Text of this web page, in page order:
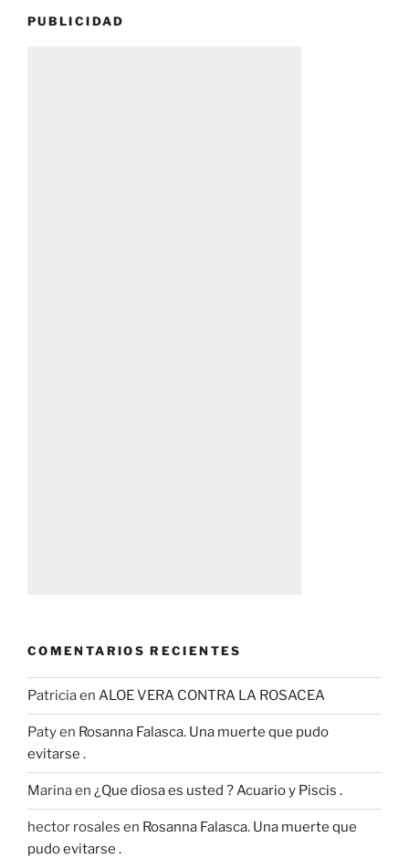
PUBLICIDAD
COMENTARIOS RECIENTES
Patriciaen ALOE VERA CONTRA LA ROSACEA
Patyen Rosanna Falasca. Una muerte que pudo
evitarse .
Marinaen ¿Que diosa es usted ? Acuario y Piscis .
hector rosales en Rosanna Falasca. Una muerte que
pudo evitarse .